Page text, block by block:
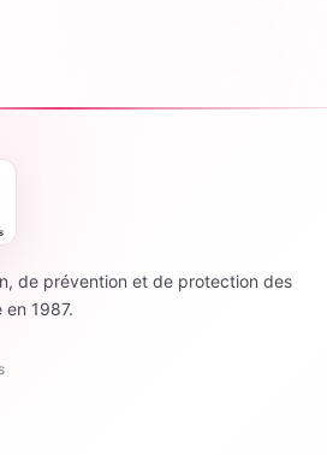
de prévention et de protection des
1987.